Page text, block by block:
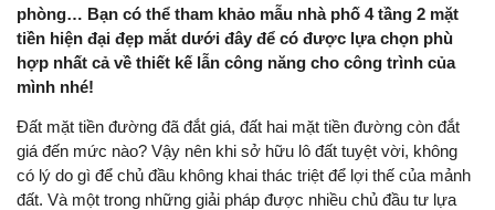
phòng… Bạn có thể tham khảo mẫu nhà phố 4 tầng 2 mặt
tiền hiện đại đẹp mắt dưới đây để có được lựa chọn phù
hợp nhất cả về thiết kế lẫn công năng cho công trình của
mình nhé!
Đất mặt tiền đường đã đắt giá, đất hai mặt tiền đường còn đắt
giá đến mức nào? Vậy nên khi sở hữu lô đất tuyệt vời, không
có lý do gì để chủ đầu không khai thác triệt để lợi thế của mảnh
đất. Và một trong những giải pháp được nhiều chủ đầu tư lựa